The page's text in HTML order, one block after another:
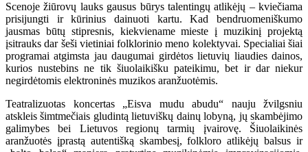
Scenoje žiūrovų lauks gausus būrys talentingų atlikėjų – kviečiama
prisijungti ir kūrinius dainuoti kartu. Kad bendruomeniškumo
jausmas būtų stipresnis, kiekviename mieste į muzikinį projektą
įsitrauks dar šeši vietiniai folklorinio meno kolektyvai. Specialiai šiai
programai atgimsta jau daugumai girdėtos lietuvių liaudies dainos,
kurios nustebins ne tik šiuolaikišku pateikimu, bet ir dar niekur
negirdėtomis elektroninės muzikos aranžuotėmis.
Teatralizuotas koncertas „Eisva mudu abudu“ nauju žvilgsniu
atskleis šimtmečiais gludintą lietuviškų dainų lobyną, jų skambėjimo
galimybes bei Lietuvos regionų tarmių įvairovę. Šiuolaikinės
aranžuotės įprastą autentišką skambesį, folkloro atlikėjų balsus ir